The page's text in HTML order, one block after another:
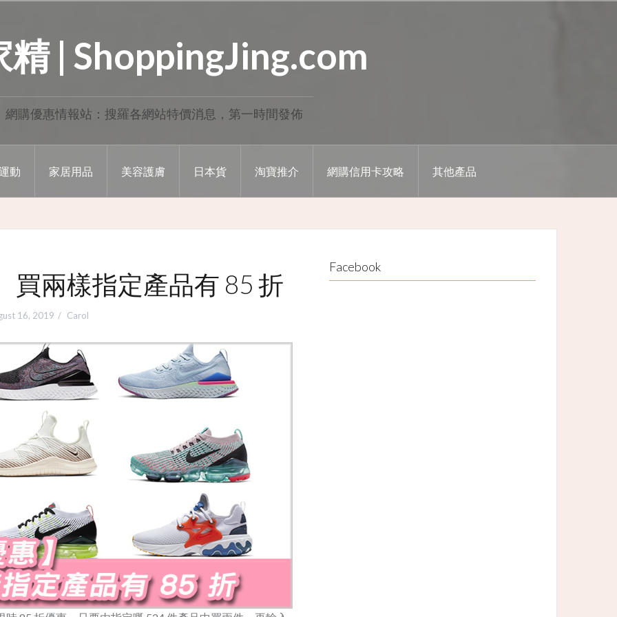
精 | ShoppingJing.com
網購優惠情報站：搜羅各網站特價消息，第一時間發佈
動 家居用品 美容護膚 日本貨 淘寶推介 網購信用卡攻略 其他產品
買兩樣指定產品有 85 折
16, 2019 Carol
Facebook